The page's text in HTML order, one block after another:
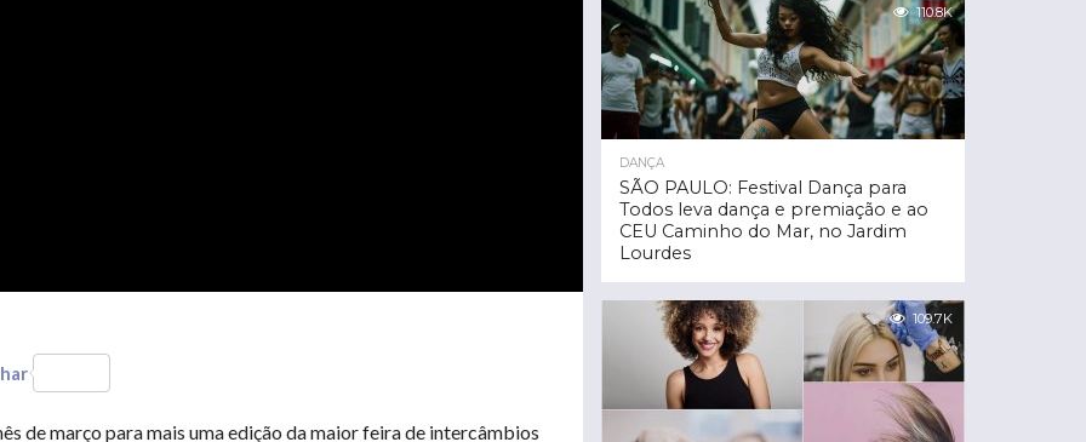
de março para mais uma edição da maior feira de intercâmbios
110.8K
DANÇA
SÃO PAULO: Festival Dança para
Todos leva dança e premiação e ao
CEU Caminho do Mar, no Jardim
Lourdes
109.7K